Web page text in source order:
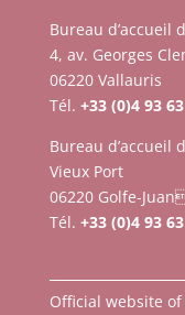
Bureau d’accueil
4, av. Georges
06220 Vallauris
Tél. +33 (0)4 93
Bureau d’accueil
Vieux Port
06220 Golfe-
Tél. +33 (0)4 93
Official website